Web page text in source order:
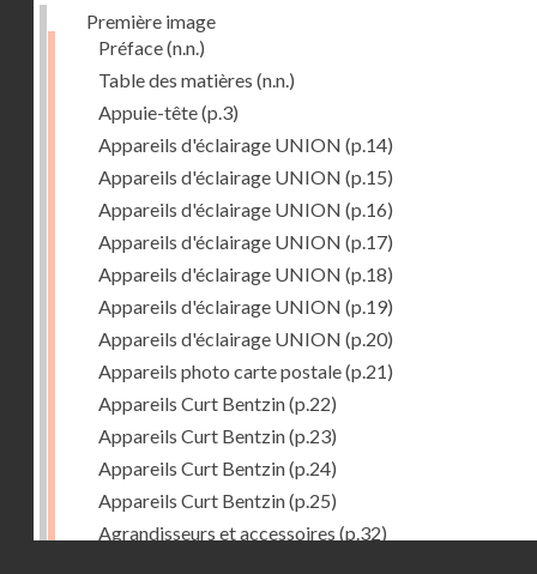
Première image
Préface(n.n.)
Table des matières (n.n.)
Appuie-tête(p.3)
Appareils d'éclairage UNION (p.14)
Appareils d'éclairage UNION (p.15)
Appareils d'éclairage UNION (p.16)
Appareils d'éclairage UNION (p.17)
Appareils d'éclairage UNION (p.18)
Appareils d'éclairage UNION (p.19)
Appareils d'éclairage UNION (p.20)
Appareils photo carte postale(p.21)
Appareils Curt Bentzin(p.22)
Appareils Curt Bentzin(p.23)
Appareils Curt Bentzin(p.24)
Appareils Curt Bentzin(p.25)
Agrandisseurs et accessoires (p.32)